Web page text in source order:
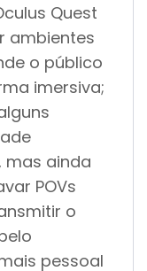
Quest
ambientes
o público
imersiva;
mas ainda
POVs
o
pessoal